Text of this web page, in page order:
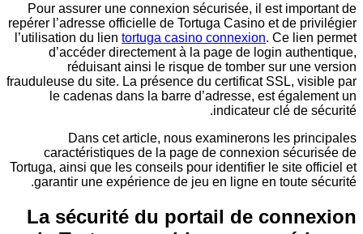
Pour assurer une connexion sécurisée, il est
repérer l’adresse officielle de Tortuga Casino et de
l’utilisation du lientortuga casino connexion. Ce
d’accéder directement à la page de login
réduisant ainsi le risque de tomber sur
frauduleuse du site. La présence du certificat SSL,
le cadenas dans la barre d’adresse, est
indicateur clé
Dans cet article, nous examinerons les
caractéristiques de la page de connexion
Tortuga, ainsi que les conseils pour identifier le
garantir une expérience de jeu en ligne en
La sécurité du portail de